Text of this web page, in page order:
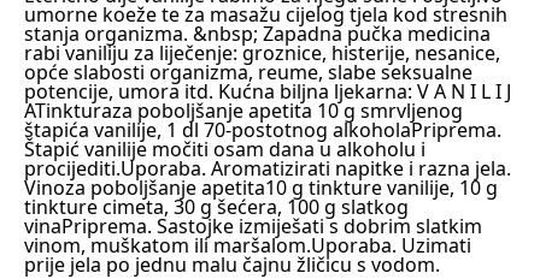
umorne koeže te za masažu cijelog tjela kod stresnih
stanja organizma. &nbsp; Zapadna pučka medicina
rabi vaniliju za liječenje: groznice, histerije, nesanice,
opće slabosti organizma, reume, slabe seksualne
potencije, umora itd. Kućna biljna ljekarna: V A N I L I J
ATinkturaza poboljšanje apetita 10 g smrvljenog
štapića vanilije, 1 dl 70-postotnog alkoholaPriprema.
Štapić vanilije močiti osam dana u alkoholu i
procijediti.Uporaba. Aromatizirati napitke i razna jela.
Vinoza poboljšanje apetita10 g tinkture vanilije, 10 g
tinkture cimeta, 30 g šećera, 100 g slatkog
vinaPriprema. Sastojke izmiješati s dobrim slatkim
vinom, muškatom ili maršalom.Uporaba. Uzimati
prije jela po jednu malu čajnu žličicu s vodom.